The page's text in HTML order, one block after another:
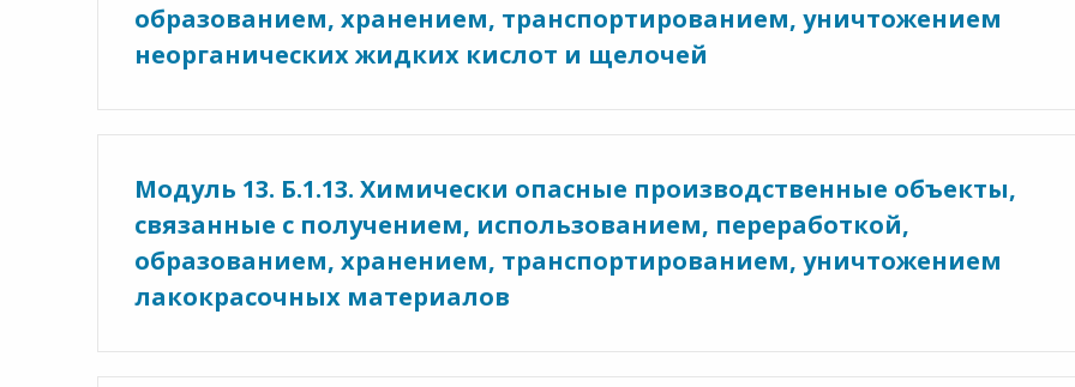
образованием, хранением, транспортированием, уничтожением
неорганических жидких кислот и щелочей
Модуль 13. Б.1.13. Химически опасные производственные объекты,
связанные с получением, использованием, переработкой,
образованием, хранением, транспортированием, уничтожением
лакокрасочных материалов